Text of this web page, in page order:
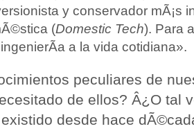
y conservador mÃ¡s
(Domestic Tech). Para
a la vida cotidiana».
peculiares de
de ellos? Â¿O tal
desde hace